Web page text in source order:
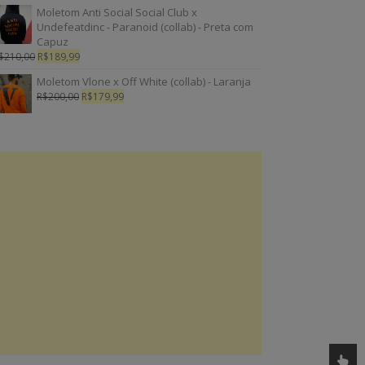
Moletom Anti Social Social Club x
Undefeatdinc - Paranoid (collab) - Preta com
Capuz
210,00 R$189,99
Moletom Vlone x Off White (collab) - Laranja
R$200,00 R$179,99